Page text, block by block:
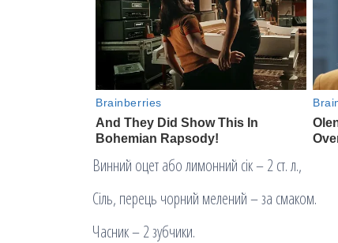
Винний оцет або лимонний сік – 2 ст. л.,
Сіль, перець чорний мелений – за смаком.
Часник – 2 зубчики.